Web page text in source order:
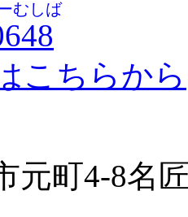
むしば
こちらから
元町4-8名